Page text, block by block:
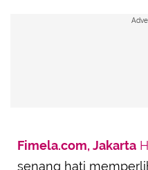
Fimela.com, Jakarta
senang hati